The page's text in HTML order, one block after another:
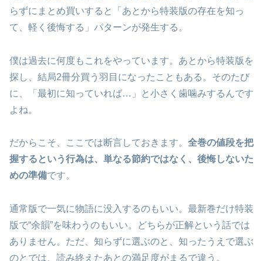
らずにまとめ買いすると「あとから特装版の存在を知っ
て、軽く後悔する」パターンが発生する。
僕は過去に何度もこれをやっています。あとから特装版を
探し、結局2冊分買う羽目になったこともある。そのたび
に、「最初に知っていれば…」と小さく歯噛みするんです
よね。
だからこそ、ここでは断言しておきます。 全巻の値段を把
握するという行為は、単なる節約ではなく、後悔しないた
めの準備です。
通常版で一気に物語に没入するのもいい。最新巻だけ特装
版で“余韻”を味わうのもいい。どちらが正解という話では
ありません。ただ、知らずに選ぶのと、知ったうえで選ぶ
のとでは、読み終えたあとの満足度がまるで違う。